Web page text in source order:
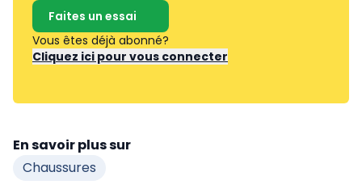
Faites un essai
Vous êtes déjà abonné?
Cliquez ici pour vous connecter
En savoir plus sur
Chaussures